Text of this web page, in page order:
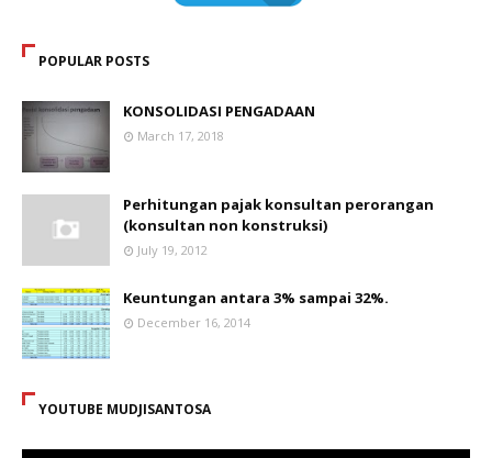
POPULAR POSTS
KONSOLIDASI PENGADAAN
March 17, 2018
Perhitungan pajak konsultan perorangan
(konsultan non konstruksi)
July 19, 2012
Keuntungan antara 3% sampai 32%.
December 16, 2014
YOUTUBE MUDJISANTOSA